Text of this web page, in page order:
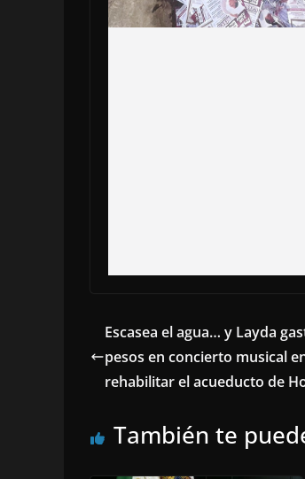
Escasea el agua… y Layda
pesos en concierto musical
rehabilitar el acueducto de
También te